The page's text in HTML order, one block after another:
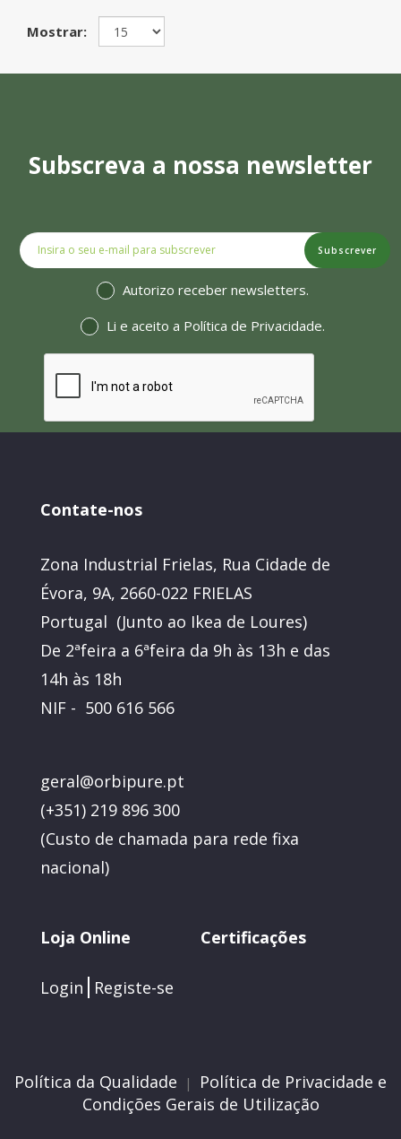
Mostrar:
Subscreva a nossa newsletter
Subscrever
Autorizo receber newsletters.
Li e aceito a Política de Privacidade.
Contate-nos
Zona Industrial Frielas, Rua Cidade de
Évora, 9A, 2660-022 FRIELAS
Portugal (Junto ao Ikea de Loures)
De 2ªfeira a 6ªfeira da 9h às 13h e das
14h às 18h
NIF - 500 616 566
geral@orbipure.pt
(+351) 219 896 300
(Custo de chamada para rede fixa
nacional)
Loja Online
Login Registe-se
Certificações
Política da Qualidade | Política de Privacidade e
Condições Gerais de Utilização